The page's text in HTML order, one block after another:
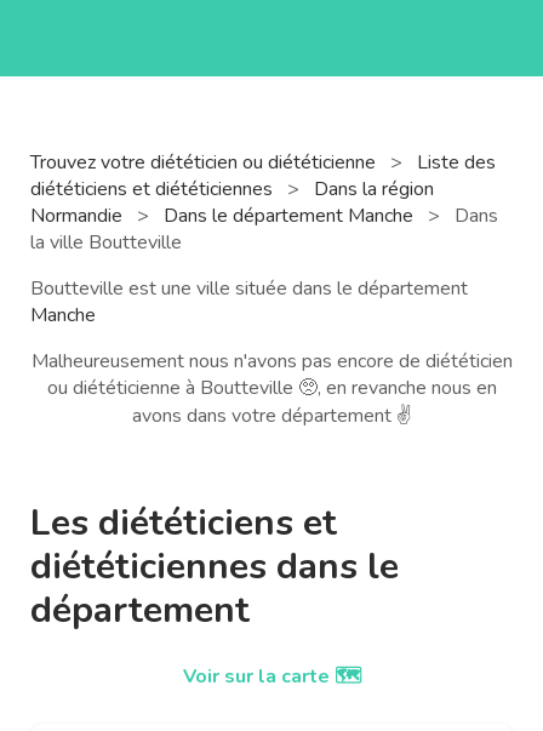
Trouvez votre diététicien ou diététicienne >
Liste des
diététiciens et diététiciennes
>
Dans la région
Normandie
> Dans le département Manche >
Dans
la ville Boutteville
Boutteville est une ville située dans le département
Manche
Malheureusement nous n'avons pas encore de diététicien
ou diététicienne à Boutteville 🥺, en revanche nous en
avons dans votre département ✌️
Les diététiciens et
diététiciennes dans le
département
Voir sur la carte 🗺️